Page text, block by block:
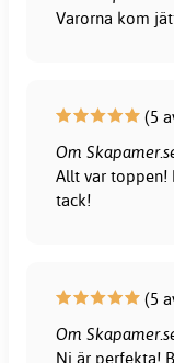
Varorna kom
(5
Om
Allt var toppen!
tack!
(5
Om
Ni är perfekta!